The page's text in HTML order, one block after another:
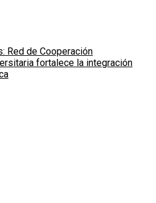
Red de Cooperación
fortalece la integración